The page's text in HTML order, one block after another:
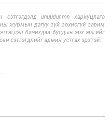
unuudur.mn хариуцлага
журмын дагуу зүй зохисгүй зарим
бичихдээ бусдын эрх ашгийг
сэтгэгдлийг админ устгах эрхтэй.